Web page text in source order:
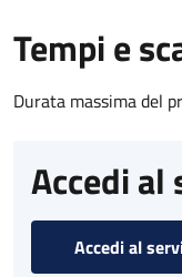
Tempi e
Durata massima del
Accedi al
Accedi al